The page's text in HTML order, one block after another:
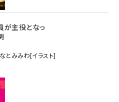
が主役となっ
なとみみわ[イラスト]